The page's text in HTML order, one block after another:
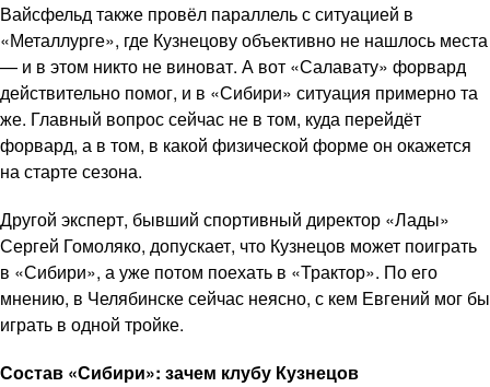
Вайсфельд также провёл параллель с ситуацией в
«Металлурге», где Кузнецову объективно не нашлось места
— и в этом никто не виноват. А вот «Салавату» форвард
действительно помог, и в «Сибири» ситуация примерно та
же. Главный вопрос сейчас не в том, куда перейдёт
форвард, а в том, в какой физической форме он окажется
на старте сезона.
Другой эксперт, бывший спортивный директор «Лады»
Сергей Гомоляко, допускает, что Кузнецов может поиграть
в «Сибири», а уже потом поехать в «Трактор». По его
мнению, в Челябинске сейчас неясно, с кем Евгений мог бы
играть в одной тройке.
Состав «Сибири»: зачем клубу Кузнецов